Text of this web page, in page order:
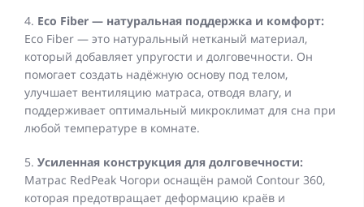
4. Eco Fiber — натуральная поддержка и комфорт:
Eco Fiber — это натуральный нетканый материал,
который добавляет упругости и долговечности. Он
помогает создать надёжную основу под телом,
улучшает вентиляцию матраса, отводя влагу, и
поддерживает оптимальный микроклимат для сна при
любой температуре в комнате.
5. Усиленная конструкция для долговечности:
Матрас RedPeak Чогори оснащён рамой Contour 360,
которая предотвращает деформацию краёв и